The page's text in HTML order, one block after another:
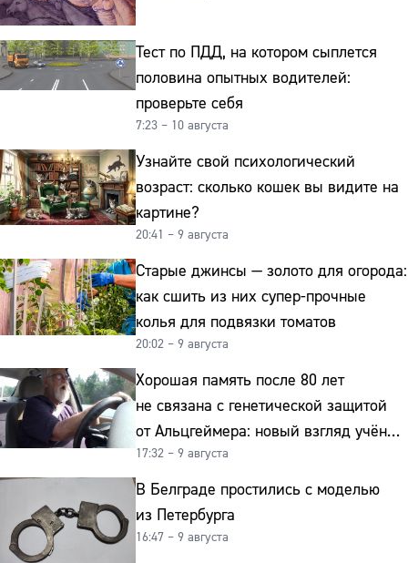
Тест по ПДД, на котором сыплется
половина опытных водителей:
проверьте себя
7:23 – 10 августа
Узнайте свой психологический
возраст: сколько кошек вы видите на
картине?
20:41 – 9 августа
Старые джинсы — золото для огорода:
как сшить из них супер-прочные
колья для подвязки томатов
20:02 – 9 августа
Хорошая память после 80 лет
не связана с генетической защитой
от Альцгеймера: новый взгляд учёных
на старение мозга
17:32 – 9 августа
В Белграде простились с моделью
из Петербурга
16:47 – 9 августа